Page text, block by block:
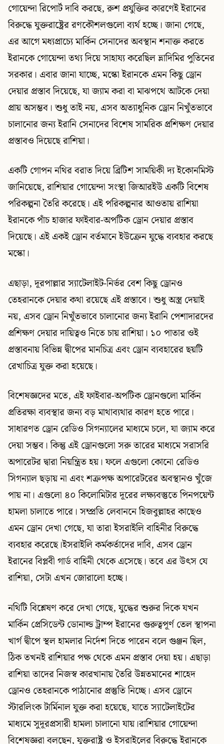
গোয়েন্দা রিপোর্ট দাবি করছে, রুশ প্রযুক্তির কারণেই ইরানের
বিরুদ্ধে যুক্তরাষ্ট্রের রণকৌশলগুলো ব্যর্থ হচ্ছে। জানা গেছে,
এর আগে মধ্যপ্রাচ্যে মার্কিন সেনাদের অবস্থান শনাক্ত করতে
ইরানকে গোয়েন্দা তথ্য দিয়ে সাহায্য করেছিল ভ্লাদিমির পুতিনের
সরকার। এবার জানা যাচ্ছে, মস্কো ইরানকে এমন কিছু ড্রোন
দেয়ার প্রস্তাব দিয়েছে, যা জ্যাম করা বা মাঝপথে আটকে দেয়া
প্রায় অসম্ভব। শুধু তাই নয়, এসব অত্যাধুনিক ড্রোন নিখুঁতভাবে
চালানোর জন্য ইরানি সেনাদের বিশেষ সামরিক প্রশিক্ষণ দেয়ার
প্রস্তাবও দিয়েছে রাশিয়া।
একটি গোপন নথির বরাত দিয়ে ব্রিটিশ সাময়িকী দ্য ইকোনমিস্ট
জানিয়েছে, রাশিয়ার গোয়েন্দা সংস্থা জিআরইউ একটি বিশেষ
পরিকল্পনা তৈরি করেছে। এই পরিকল্পনার আওতায় রাশিয়া
ইরানকে পাঁচ হাজার ফাইবার-অপটিক ড্রোন দেয়ার প্রস্তাব
দিয়েছে। এই একই ড্রোন বর্তমানে ইউক্রেন যুদ্ধে ব্যবহার করছে
মস্কো।
এছাড়া, দূরপাল্লার স্যাটেলাইট-নির্ভর বেশ কিছু ড্রোনও
তেহরানকে দেয়ার কথা রয়েছে এই প্রস্তাবে। শুধু অস্ত্র দেয়াই
নয়, এসব ড্রোন নিখুঁতভাবে চালানোর জন্য ইরানি পেশাদারদের
প্রশিক্ষণ দেয়ার দায়িত্বও নিতে চায় রাশিয়া। ১০ পাতার ওই
প্রস্তাবনায় বিভিন্ন দ্বীপের মানচিত্র এবং ড্রোন ব্যবহারের ছয়টি
রেখাচিত্র যুক্ত করা হয়েছে।
বিশেষজ্ঞদের মতে, এই ফাইবার-অপটিক ড্রোনগুলো মার্কিন
প্রতিরক্ষা ব্যবস্থার জন্য বড় মাথাব্যথার কারণ হতে পারে।
সাধারণত ড্রোন রেডিও সিগন্যালের মাধ্যমে চলে, যা জ্যাম করে
দেয়া সম্ভব। কিন্তু এই ড্রোনগুলো সরু তারের মাধ্যমে সরাসরি
অপারেটর দ্বারা নিয়ন্ত্রিত হয়। ফলে এগুলো কোনো রেডিও
সিগন্যাল ছড়ায় না এবং শত্রুপক্ষ অপারেটরের অবস্থানও খুঁজে
পায় না। এগুলো ৪০ কিলোমিটার দূরের লক্ষ্যবস্তুতে পিনপয়েন্ট
হামলা চালাতে পারে। সম্প্রতি লেবাননে হিজবুল্লাহর কাছেও
এমন ড্রোন দেখা গেছে, যা তারা ইসরাইলি বাহিনীর বিরুদ্ধে
ব্যবহার করেছে।ইসরাইলি কর্মকর্তাদের দাবি, এসব ড্রোন
ইরানের বিপ্লবী গার্ড বাহিনী থেকে এসেছে। তবে এর উৎস যে
রাশিয়া, সেটা এখন জোরালো হচ্ছে।
নথিটি বিশ্লেষণ করে দেখা গেছে, যুদ্ধের শুরুর দিকে যখন
মার্কিন প্রেসিডেন্ট ডোনাল্ড ট্রাম্প ইরানের গুরুত্বপূর্ণ তেল স্থাপনা
খার্গ দ্বীপে স্থল হামলার নির্দেশ দিতে পারেন বলে গুঞ্জন ছিল,
ঠিক তখনই রাশিয়ার পক্ষ থেকে এমন প্রস্তাব দেয়া হয়। এছাড়া
রাশিয়া তাদের নিজস্ব কারখানায় তৈরি উন্নতমানের শাহেদ
ড্রোনও তেহরানকে পাঠানোর প্রস্তুতি নিচ্ছে। এসব ড্রোনে
স্টারলিংক টার্মিনাল যুক্ত করা হয়েছে, যাতে স্যাটেলাইটের
মাধ্যমে সুদূরপ্রসারী হামলা চালানো যায়।রাশিয়ার গোয়েন্দা
বিশেষজ্ঞরা বলছেন, যুক্তরাষ্ট্র ও ইসরাইলের বিরুদ্ধে ইরানকে